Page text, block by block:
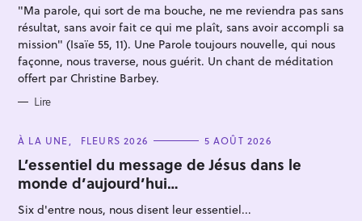
E
"Ma parole, qui sort de ma bouche, ne me reviendra pas sans
résultat, sans avoir fait ce qui me plaît, sans avoir accompli sa
mission" (Isaïe 55, 11). Une Parole toujours nouvelle, qui nous
façonne, nous traverse, nous guérit. Un chant de méditation
offert par Christine Barbey.
Lire
C
T
E
G
O
R
I
À LA UNE FLEURS 2026 5 AOÛT 2026
L’essentiel du message de Jésus dans le
monde d’aujourd’hui…
Six d'entre nous, nous disent leur essentiel...